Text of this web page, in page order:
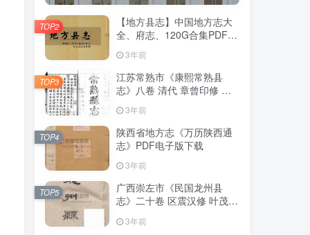
【地方县志】中国地方志大
全、府志、120G合集PDF高
清下载
3年前
TOP2
江苏常熟市《康熙常熟县
志》八卷 清代 章曾印修 曾
倬纂PDF影印本高清电子版
下载3年前
TOP3
陕西省地方志《万历陕西通
志》PDF电子版下载
3年前
TOP4
广西崇左市《民国龙州县
志》二十卷 区震汉修 叶茂基
载3年前
TOP5